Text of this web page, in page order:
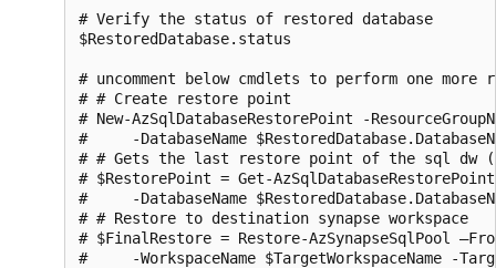
# Verify the status of restored database
$RestoredDatabase.status
# uncomment below cmdlets to perform one
# # Create restore point
# New-AzSqlDatabaseRestorePoint -
#     -DatabaseName
# # Gets the last restore point of the sql dw
# $RestorePoint = Get-AzSqlDatabaseRestorePoint
#     -DatabaseName
# # Restore to destination synapse workspace
# $FinalRestore = Restore-AzSynapseSqlPool
#     -WorkspaceName $TargetWorkspaceName -